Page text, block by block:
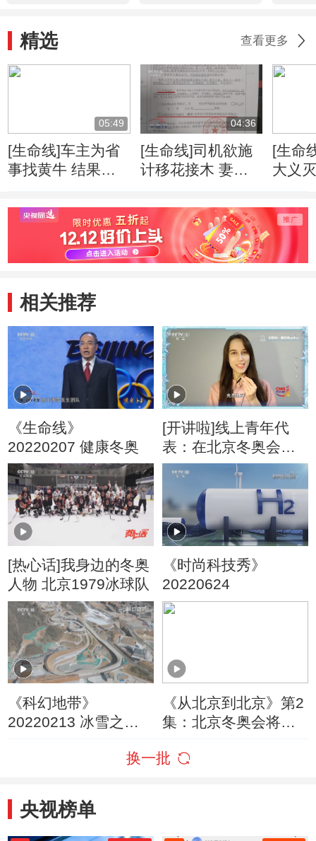
精选 查看更多
05:49
[生命线]车主为省
事找黄牛 结果赔
04:36
[生命线]司机欲施
计移花接木 妻子
[生命
大义
相关推荐
《生命线》
20220207 健康冬奥
[开讲啦]线上青年代
表：在北京冬奥会中
有哪些科技能体现中
国速度？
[热心话]我身边的冬奥
人物 北京1979冰球队
《时尚科技秀》
20220624
《科幻地带》
20220213 冰雪之梦
《从北京到北京》第2
集：北京冬奥会将医
合
换一批
央视榜单